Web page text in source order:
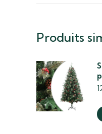
Produits